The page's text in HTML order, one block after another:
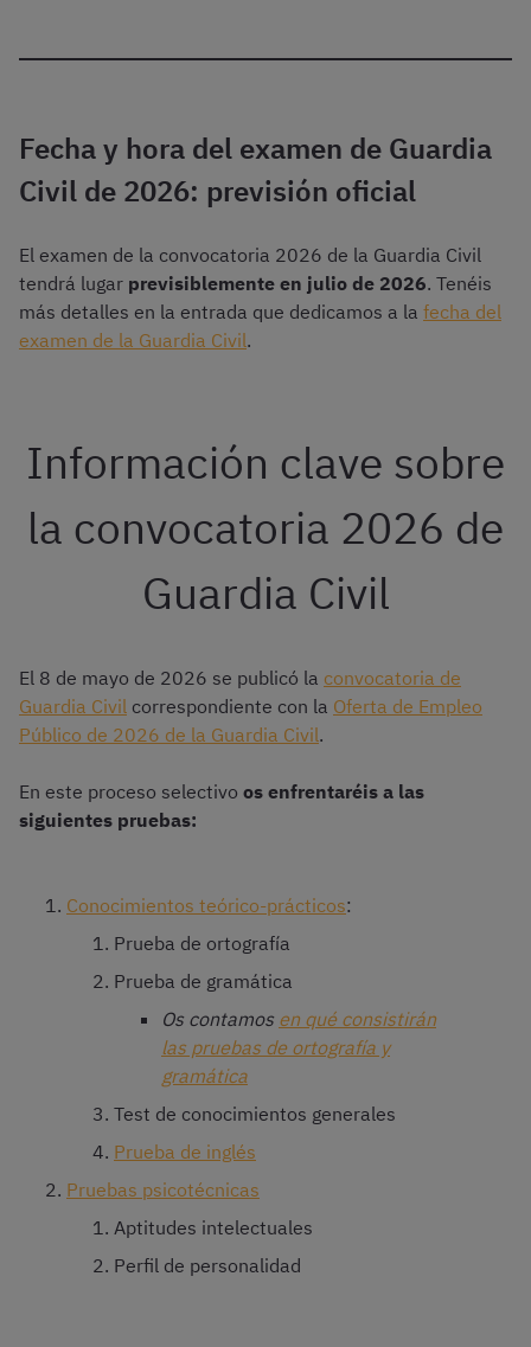
Fecha y hora del examen de Guardia
Civil de 2026: previsión oficial
El examen de la convocatoria 2026 de la Guardia Civil
tendrá lugar previsiblemente en julio de 2026. Tenéis
más detalles en la entrada que dedicamos a la fecha del
examen de la Guardia Civil.
Información clave sobre
la convocatoria 2026 de
Guardia Civil
El 8 de mayo de 2026 se publicó la convocatoria de
Guardia Civil correspondiente con la Oferta de Empleo
Público de 2026 de la Guardia Civil.
En este proceso selectivo os enfrentaréis a las
siguientes pruebas:
Conocimientos teórico-prácticos:
Prueba de ortografía
Prueba de gramática
Os contamos en qué consistirán
las pruebas de ortografía y
gramática
Test de conocimientos generales
Prueba de inglés
Pruebas psicotécnicas
Aptitudes intelectuales
Perfil de personalidad